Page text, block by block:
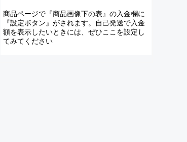
商品ページで『商品画像下の表』の入金欄に
『設定ボタン』がされます。自己発送で入金
額を表示したいときには、ぜひここを設定し
てみてください